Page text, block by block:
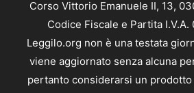
Corso Vittorio Emanuele II, 13,
Codice Fiscale e Partita
Leggilo.org non è una testata
viene aggiornato senza alcuna
pertanto considerarsi un